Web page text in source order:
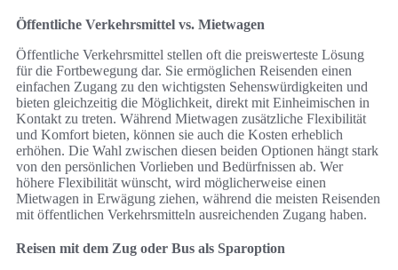
Öffentliche Verkehrsmittel vs. Mietwagen
Öffentliche Verkehrsmittel stellen oft die preiswerteste Lösung
für die Fortbewegung dar. Sie ermöglichen Reisenden einen
einfachen Zugang zu den wichtigsten Sehenswürdigkeiten und
bieten gleichzeitig die Möglichkeit, direkt mit Einheimischen in
Kontakt zu treten. Während Mietwagen zusätzliche Flexibilität
und Komfort bieten, können sie auch die Kosten erheblich
erhöhen. Die Wahl zwischen diesen beiden Optionen hängt stark
von den persönlichen Vorlieben und Bedürfnissen ab. Wer
höhere Flexibilität wünscht, wird möglicherweise einen
Mietwagen in Erwägung ziehen, während die meisten Reisenden
mit öffentlichen Verkehrsmitteln ausreichenden Zugang haben.
Reisen mit dem Zug oder Bus als Sparoption